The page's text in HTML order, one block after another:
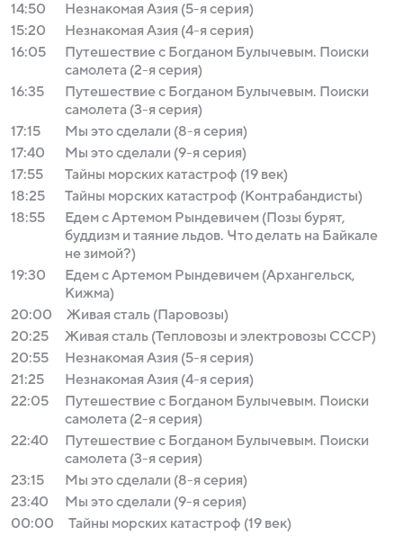
14:50
Незнакомая Азия (5-я серия)
15:20
Незнакомая Азия (4-я серия)
16:05
Путешествие с Богданом Булычевым. Поиски
самолета (2-я серия)
16:35
Путешествие с Богданом Булычевым. Поиски
самолета (3-я серия)
17:15
Мы это сделали (8-я серия)
17:40
Мы это сделали (9-я серия)
17:55
Тайны морских катастроф (19 век)
18:25
Тайны морских катастроф (Контрабандисты)
18:55
Едем с Артемом Рындевичем (Позы бурят,
буддизм и таяние льдов. Что делать на Байкале
не зимой?)
19:30
Едем с Артемом Рындевичем (Архангельск,
Кижма)
20:00
Живая сталь (Паровозы)
20:25
Живая сталь (Тепловозы и электровозы СССР)
20:55
Незнакомая Азия (5-я серия)
21:25
Незнакомая Азия (4-я серия)
22:05
Путешествие с Богданом Булычевым. Поиски
самолета (2-я серия)
22:40
Путешествие с Богданом Булычевым. Поиски
самолета (3-я серия)
23:15
Мы это сделали (8-я серия)
23:40
Мы это сделали (9-я серия)
00:00
Тайны морских катастроф (19 век)